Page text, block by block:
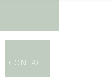
CONTACT